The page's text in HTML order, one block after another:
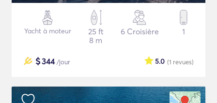
Yacht à moteur
25 ft
8 m
6 Croisière 1
$344/jour (1 revues)
5.0